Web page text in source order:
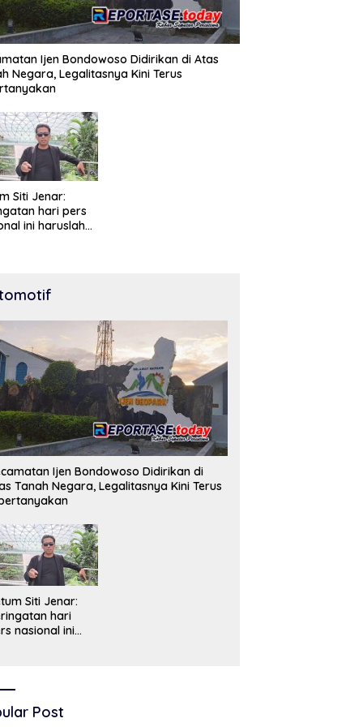
Ijen Bondowoso Didirikan di Atas
Negara, Legalitasnya Kini Terus
Siti Jenar:
hari pers
ini haruslah
dan menjaga
Ijen Bondowoso Didirikan di
Tanah Negara, Legalitasnya Kini Terus
Siti Jenar:
hari
nasional ini
pers dalam
dan
Post